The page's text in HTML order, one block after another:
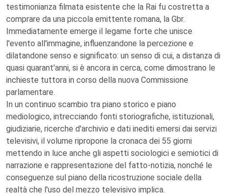
testimonianza filmata esistente che la Rai fu costretta a
comprare da una piccola emittente romana, la Gbr.
Immediatamente emerge il legame forte che unisce
l'evento all'immagine, influenzandone la percezione e
dilatandone senso e significato: un senso di cui, a distanza di
quasi quarant'anni, si è ancora in cerca, come dimostrano le
inchieste tuttora in corso della nuova Commissione
parlamentare.
In un continuo scambio tra piano storico e piano
mediologico, intrecciando fonti storiografiche, istituzionali,
giudiziarie, ricerche d'archivio e dati inediti emersi dai servizi
televisivi, il volume ripropone la cronaca dei 55 giorni
mettendo in luce anche gli aspetti sociologici e semiotici di
narrazione e rappresentazione del fatto-notizia, nonché le
conseguenze sul piano della ricostruzione sociale della
realtà che l'uso del mezzo televisivo implica.